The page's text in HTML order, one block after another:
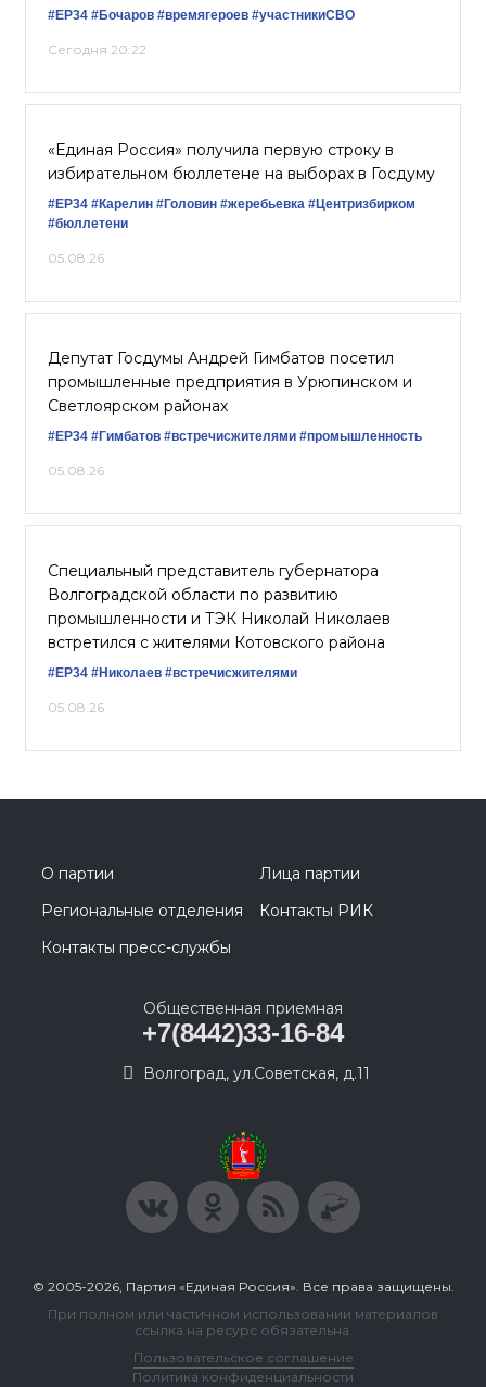
#ЕР34 #Бочаров #времягероев #участникиСВО
Сегодня 20:22
«Единая Россия» получила первую строку в
избирательном бюллетене на выборах в Госдуму
#ЕР34 #Карелин #Головин #жеребьевка #Центризбирком
#бюллетени
05.08.26
Депутат Госдумы Андрей Гимбатов посетил
промышленные предприятия в Урюпинском и
Светлоярском районах
#ЕР34 #Гимбатов #встречисжителями #промышленность
05.08.26
Специальный представитель губернатора
Волгоградской области по развитию
промышленности и ТЭК Николай Николаев
встретился с жителями Котовского района
#ЕР34 #Николаев #встречисжителями
05.08.26
О партии
Лица партии
Региональные отделения
Контакты РИК
Контакты пресс-службы
Общественная приемная
+7(8442)33-16-84
Волгоград, ул.Советская, д.11
© 2005-2026, Партия «Единая Россия». Все права защищены.
При полном или частичном использовании материалов
ссылка на ресурс обязательна.
Пользовательское соглашение
Политика конфиденциальности